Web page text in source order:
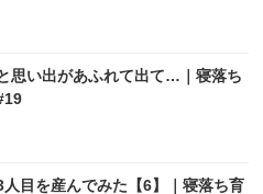
思い出があふれて出て…｜寝落ち
人目を産んでみた【6】｜寝落ち育